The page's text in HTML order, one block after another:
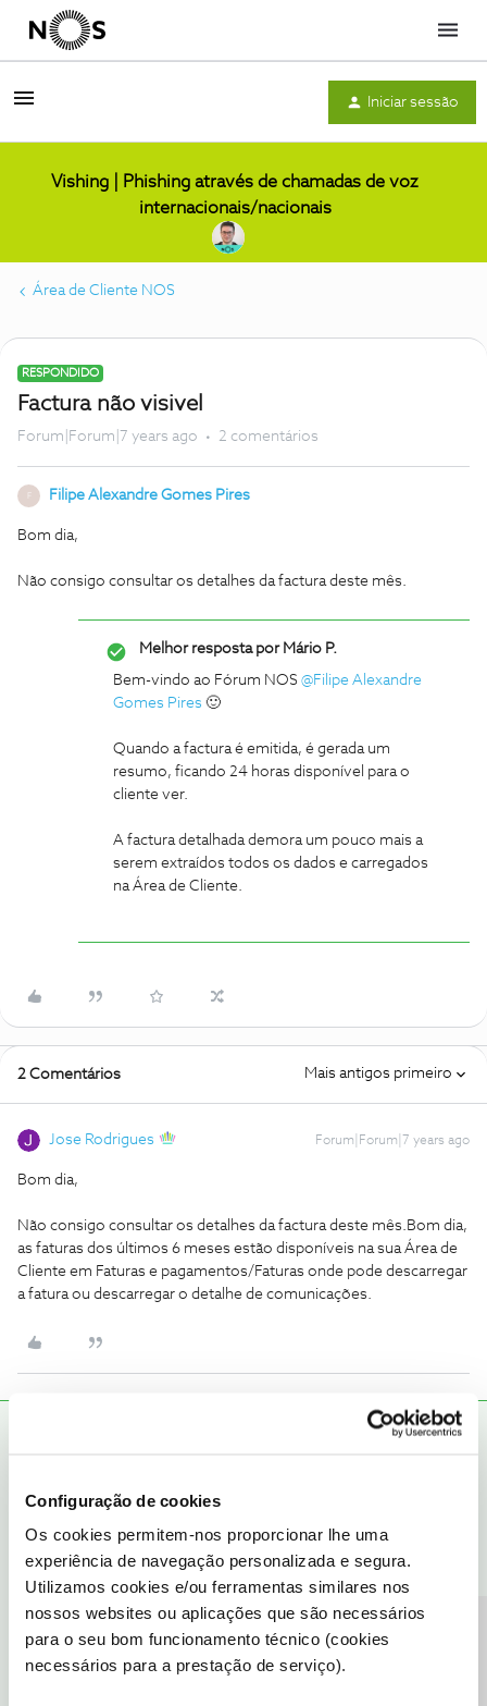
Configuração de cookies
Os cookies permitem-nos proporcionar lhe uma
experiência de navegação personalizada e segura.
Utilizamos cookies e/ou ferramentas similares nos
nossos websites ou aplicações que são necessários
para o seu bom funcionamento técnico (cookies
necessários para a prestação de serviço).
Menu
Iniciar sessão
Vishing | Phishing através de chamadas de voz
internacionais/nacionais
Área de Cliente NOS
RESPONDIDO
Factura não visivel
Forum|Forum|7 years ago 2 comentários
Filipe Alexandre Gomes Pires
Bom dia,
Não consigo consultar os detalhes da factura deste mês.
Melhor resposta porMário P.
Bem-vindo ao Fórum NOS @Filipe Alexandre
Gomes Pires 🙂
Quando a factura é emitida, é gerada um
resumo, ficando 24 horas disponível para o
cliente ver.
A factura detalhada demora um pouco mais a
serem extraídos todos os dados e carregados
na Área de Cliente.
2 Comentários Mais antigos primeiro
Jose Rodrigues Forum|Forum|7 years ago
Bom dia,
Não consigo consultar os detalhes da factura deste mês. Bom dia,
as faturas dos últimos 6 meses estão disponíveis na sua Área de
Cliente em Faturas e pagamentos/Faturas onde pode descarregar
a fatura ou descarregar o detalhe de comunicações.
Forum|Forum|7 years ago
horas disponível para o cliente ver.
A factura detalhada demora um pouco mais a serem extraídos
todos os dados e carregados na Área de Cliente.
Ajude a comunidade a encontrar informação relevante. Marque